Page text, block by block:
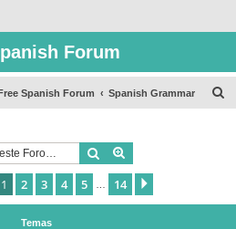
Forum
Spanish Forum Spanish Grammar
Buscar
de 14
1 2 3 4 5 14
Temas